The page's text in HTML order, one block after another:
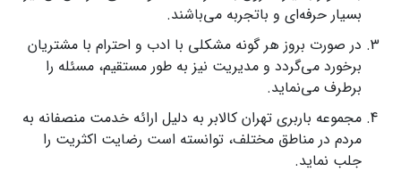
بسیار حرفه‌ای و باتجربه می‌باشند.
در صورت بروز هر گونه مشکلی با ادب و احترام با مشتریان
برخورد می‌گردد و مدیریت نیز به طور مستقیم، مسئله را
برطرف می‌نماید.
مجموعه باربری تهران کالابر به دلیل ارائه خدمت منصفانه به
مردم در مناطق مختلف، توانسته است رضایت اکثریت را
جلب نماید.